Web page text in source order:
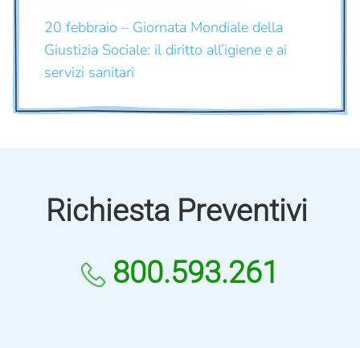
20 febbraio – Giornata Mondiale della
Giustizia Sociale: il diritto all’igiene e ai
servizi sanitari
Richiesta Preventivi
800.593.261